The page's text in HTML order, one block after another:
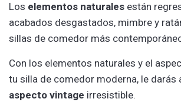
Los elementos naturales están
acabados desgastados, mimbre y
sillas de comedor más
Con los elementos naturales y el
tu silla de comedor moderna, le darás
aspecto vintage irresistible.